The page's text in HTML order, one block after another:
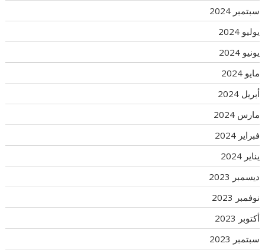
سبتمبر 2024
يوليو 2024
يونيو 2024
مايو 2024
أبريل 2024
مارس 2024
فبراير 2024
يناير 2024
ديسمبر 2023
نوفمبر 2023
أكتوبر 2023
سبتمبر 2023